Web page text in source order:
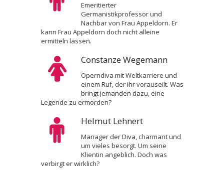
Emeritierter
Germanistikprofessor und
Nachbar von Frau Appeldorn. Er
kann Frau Appeldorn doch nicht alleine
ermitteln lassen.
Constanze Wegemann
Operndiva mit Weltkarriere und
einem Ruf, der ihr vorauseilt. Was
bringt jemanden dazu, eine
Legende zu ermorden?
Helmut Lehnert
Manager der Diva, charmant und
um vieles besorgt. Um seine
Klientin angeblich. Doch was
verbirgt er wirklich?